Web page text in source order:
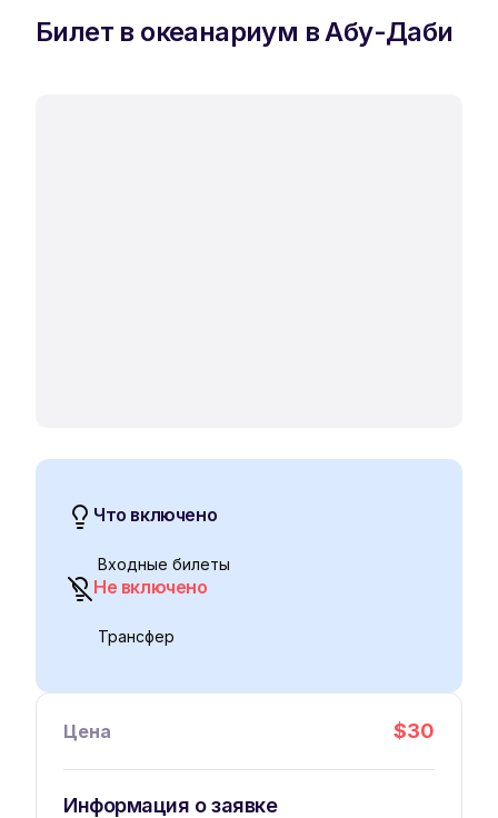
Билет в океанариум в Абу-Даби
Цена $30
Информация о заявке
Что включено
Входные билеты
Не включено
Трансфер